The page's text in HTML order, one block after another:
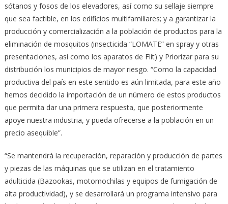
sótanos y fosos de los elevadores, así como su sellaje siempre
que sea factible, en los edificios multifamiliares; y a garantizar la
producción y comercialización a la población de productos para la
eliminación de mosquitos (insecticida “LOMATE” en spray y otras
presentaciones, así como los aparatos de Flit) y Priorizar para su
distribución los municipios de mayor riesgo. “Como la capacidad
productiva del país en este sentido es aún limitada, para este año
hemos decidido la importación de un número de estos productos
que permita dar una primera respuesta, que posteriormente
apoye nuestra industria, y pueda ofrecerse a la población en un
precio asequible”.
“Se mantendrá la recuperación, reparación y producción de partes
y piezas de las máquinas que se utilizan en el tratamiento
adulticida (Bazookas, motomochilas y equipos de fumigación de
alta productividad), y se desarrollará un programa intensivo para